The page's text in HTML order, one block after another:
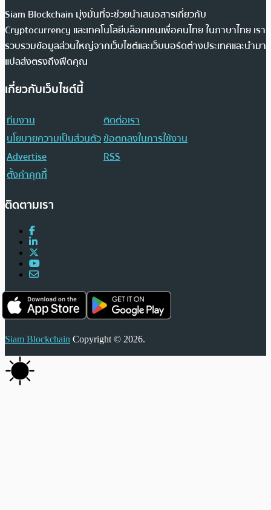
Siam Blockchain มุ่งมั่นที่จะช่วยนำเสนอสารเกี่ยวกับ
Cryptocurrency และเทคโนโลยีบล็อกเชนเพื่อคนไทย ในภาษาไทย เรา
รวบรวมข้อมูลส่วนใหญ่จากเว็บไซต์และเว็บบอร์ดต่างประเทศและนำมา
แปลส่งตรงถึงฟีดคุณ
เกี่ยวกับเว็บไซต์นี้
ทีมงาน
ติดต่อเรา
นโยบายความเป็นส่วนตัวข้อตกลงในการใช้งาน
Advertise
RSS
ตั้งค่าคุกกี้
ติดตามเรา
Siam Blockchain Copyright © 2026.